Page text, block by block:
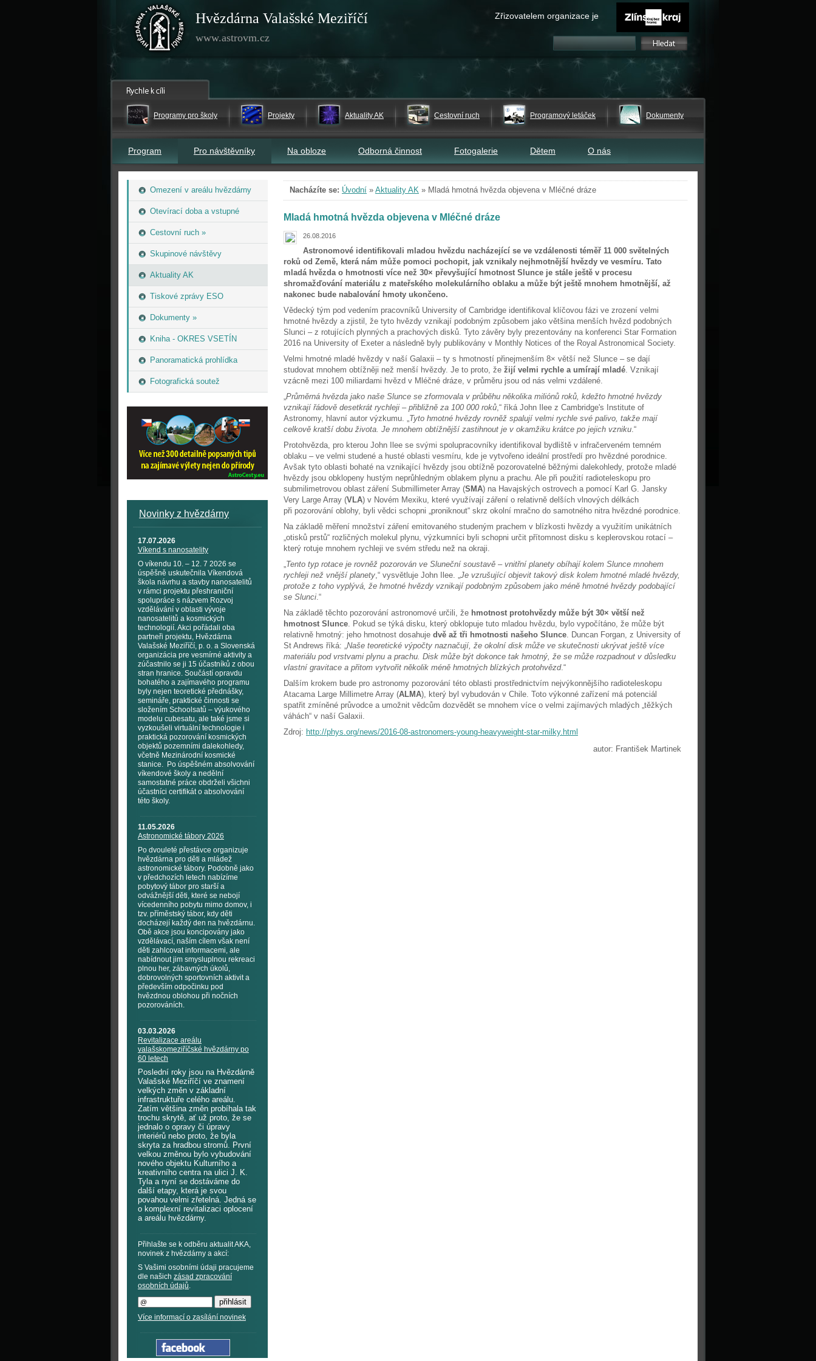
Hvězdárna Valašské Meziříčí
www.astrovm.cz
Zřizovatelem organizace je
Programy pro školy Projekty Aktuality AK Cestovní ruch Programový letáček Dokumenty
Program Pro návštěvníky Na obloze Odborná činnost Fotogalerie Dětem O nás
Omezení v areálu hvězdárny
Otevírací doba a vstupné
Cestovní ruch »
Skupinové návštěvy
Aktuality AK
Tiskové zprávy ESO
Dokumenty »
Kniha - OKRES VSETÍN
Panoramatická prohlídka
Fotografická soutež
Novinky z hvězdárny
17.07.2026
Víkend s nanosatelity
O víkendu 10. – 12. 7 2026 se
úspěšně uskutečnila Víkendová
škola návrhu a stavby nanosatelitů
v rámci projektu přeshraniční
spolupráce s názvem Rozvoj
vzdělávání v oblasti vývoje
nanosatelitů a kosmických
technologií. Akci pořádali oba
partneři projektu, Hvězdárna
Valašské Meziříčí, p. o. a Slovenská
organizácia pre vesmírné aktivity a
zúčastnilo se ji 15 účastníků z obou
stran hranice. Součástí opravdu
bohatého a zajímavého programu
byly nejen teoretické přednášky,
semináře, praktické činnosti se
složením Schoolsatů – výukového
modelu cubesatu, ale také jsme si
vyzkoušeli virtuální technologie i
praktická pozorování kosmických
objektů pozemními dalekohledy,
včetně Mezinárodní kosmické
stanice. Po úspěšném absolvování
víkendové školy a nedělní
samostatné práce obdrželi všichni
účastníci certifikát o absolvování
této školy.
11.05.2026
Astronomické tábory 2026
Po dvouleté přestávce organizuje
hvězdárna pro děti a mládež
astronomické tábory. Podobně jako
v předchozích letech nabízíme
pobytový tábor pro starší a
odvážnější děti, které se nebojí
vícedenního pobytu mimo domov, i
tzv. příměstský tábor, kdy děti
docházejí každý den na hvězdárnu.
Obě akce jsou koncipovány jako
vzdělávací, naším cílem však není
děti zahlcovat informacemi, ale
nabídnout jim smysluplnou rekreaci
plnou her, zábavných úkolů,
dobrovolných sportovních aktivit a
především odpočinku pod
hvězdnou oblohou při nočních
pozorováních.
03.03.2026
Revitalizace areálu
valašskomeziříčské hvězdárny po
60 letech
Poslední roky jsou na Hvězdárně
Valašské Meziříčí ve znamení
velkých změn v základní
infrastruktuře celého areálu.
Zatím většina změn probíhala tak
trochu skrytě, ať už proto, že se
jednalo o opravy či úpravy
interiérů nebo proto, že byla
skryta za hradbou stromů. První
velkou změnou bylo vybudování
nového objektu Kulturního a
kreativního centra na ulici J. K.
Tyla a nyní se dostáváme do
další etapy, která je svou
povahou velmi zřetelná. Jedná se
o komplexní revitalizaci oplocení
a areálu hvězdárny.
Přihlašte se k odběru aktualit AKA,
novinek z hvězdárny a akcí:
S Vašimi osobními údaji pracujeme
dle našich zásad zpracování
osobních údajů.
Více informací o zasílání novinek
Nacházíte se: Úvodní » Aktuality AK » Mladá hmotná hvězda objevena v Mléčné dráze
Mladá hmotná hvězda objevena v Mléčné dráze
26.08.2016
Astronomové identifikovali mladou hvězdu nacházející se ve vzdálenosti téměř 11 000 světelných
roků od Země, která nám může pomoci pochopit, jak vznikaly nejhmotnější hvězdy ve vesmíru. Tato
mladá hvězda o hmotnosti více než 30× převyšující hmotnost Slunce je stále ještě v procesu
shromažďování materiálu z mateřského molekulárního oblaku a může být ještě mnohem hmotnější, až
nakonec bude nabalování hmoty ukončeno.
Vědecký tým pod vedením pracovníků University of Cambridge identifikoval klíčovou fázi ve zrození velmi
hmotné hvězdy a zjistil, že tyto hvězdy vznikají podobným způsobem jako většina menších hvězd podobných
Slunci – z rotujících plynných a prachových disků. Tyto závěry byly prezentovány na konferenci Star Formation
2016 na University of Exeter a následně byly publikovány v Monthly Notices of the Royal Astronomical Society.
Velmi hmotné mladé hvězdy v naší Galaxii – ty s hmotností přinejmenším 8× větší než Slunce – se dají
studovat mnohem obtížněji než menší hvězdy. Je to proto, že žijí velmi rychle a umírají mladé. Vznikají
vzácně mezi 100 miliardami hvězd v Mléčné dráze, v průměru jsou od nás velmi vzdálené.
„Průměrná hvězda jako naše Slunce se zformovala v průběhu několika miliónů roků, kdežto hmotné hvězdy
vznikají řádově desetkrát rychleji – přibližně za 100 000 roků,“ říká John Ilee z Cambridge's Institute of
Astronomy, hlavní autor výzkumu. „Tyto hmotné hvězdy rovněž spalují velmi rychle své palivo, takže mají
celkově kratší dobu života. Je mnohem obtížnější zastihnout je v okamžiku krátce po jejich vzniku.“
Protohvězda, pro kterou John Ilee se svými spolupracovníky identifikoval bydliště v infračerveném temném
oblaku – ve velmi studené a husté oblasti vesmíru, kde je vytvořeno ideální prostředí pro hvězdné porodnice.
Avšak tyto oblasti bohaté na vznikající hvězdy jsou obtížně pozorovatelné běžnými dalekohledy, protože mladé
hvězdy jsou obklopeny hustým neprůhledným oblakem plynu a prachu. Ale při použití radioteleskopu pro
submilimetrovou oblast záření Submillimeter Array (SMA) na Havajských ostrovech a pomocí Karl G. Jansky
Very Large Array (VLA) v Novém Mexiku, které využívají záření o relativně delších vlnových délkách
při pozorování oblohy, byli vědci schopni „proniknout“ skrz okolní mračno do samotného nitra hvězdné porodnice.
Na základě měření množství záření emitovaného studeným prachem v blízkosti hvězdy a využitím unikátních
„otisků prstů“ rozličných molekul plynu, výzkumníci byli schopni určit přítomnost disku s keplerovskou rotací –
který rotuje mnohem rychleji ve svém středu než na okraji.
„Tento typ rotace je rovněž pozorován ve Sluneční soustavě – vnitřní planety obíhají kolem Slunce mnohem
rychleji než vnější planety,“ vysvětluje John Ilee. „Je vzrušující objevit takový disk kolem hmotné mladé hvězdy,
protože z toho vyplývá, že hmotné hvězdy vznikají podobným způsobem jako méně hmotné hvězdy podobající
se Slunci.“
Na základě těchto pozorování astronomové určili, že hmotnost protohvězdy může být 30× větší než
hmotnost Slunce. Pokud se týká disku, který obklopuje tuto mladou hvězdu, bylo vypočítáno, že může být
relativně hmotný: jeho hmotnost dosahuje dvě až tři hmotnosti našeho Slunce. Duncan Forgan, z University of
St Andrews říká: „Naše teoretické výpočty naznačují, že okolní disk může ve skutečnosti ukrývat ještě více
materiálu pod vrstvami plynu a prachu. Disk může být dokonce tak hmotný, že se může rozpadnout v důsledku
vlastní gravitace a přitom vytvořit několik méně hmotných blízkých protohvězd.“
Dalším krokem bude pro astronomy pozorování této oblasti prostřednictvím nejvýkonnějšího radioteleskopu
Atacama Large Millimetre Array (ALMA), který byl vybudován v Chile. Toto výkonné zařízení má potenciál
spatřit zmíněné průvodce a umožnit vědcům dozvědět se mnohem více o velmi zajímavých mladých „těžkých
váhách“ v naší Galaxii.
Zdroj: http://phys.org/news/2016-08-astronomers-young-heavyweight-star-milky.html
autor: František Martinek